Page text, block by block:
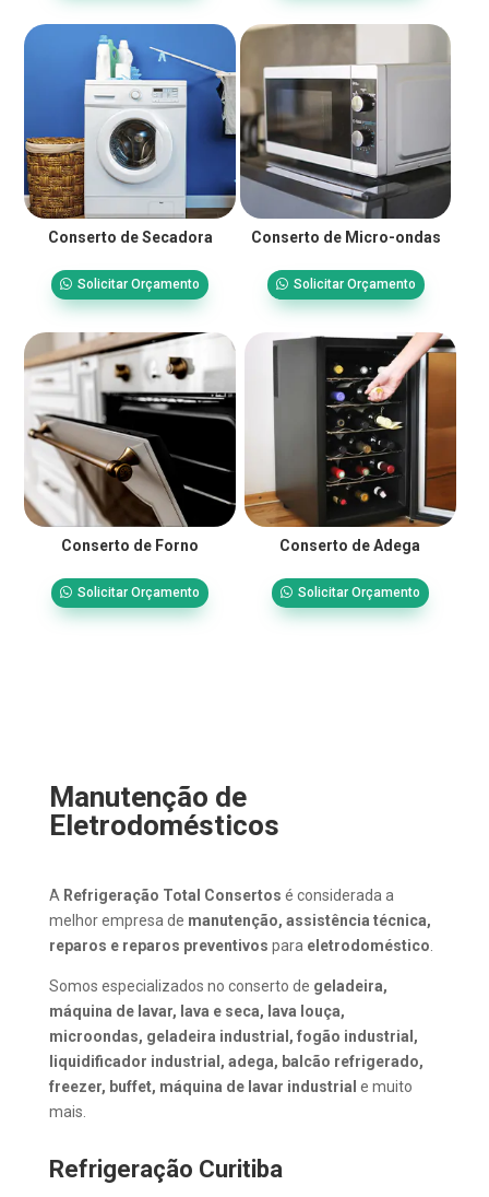
Conserto de Secadora
Solicitar Orçamento
Conserto de Micro-ondas
Solicitar Orçamento
Conserto de Forno
Solicitar Orçamento
Conserto de Adega
Solicitar Orçamento
Manutenção de
Eletrodomésticos
A Refrigeração Total Consertos é considerada a
melhor empresa de manutenção, assistência técnica,
reparos e reparos preventivos para eletrodoméstico
Somos especializados no conserto de geladeira,
máquina de lavar, lava e seca, lava louça,
microondas, geladeira industrial, fogão industrial,
liquidificador industrial, adega, balcão refrigerado,
freezer, buffet, máquina de lavar industrial e muito
mais.
Refrigeração Curitiba